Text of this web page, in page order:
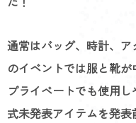
通常はバッグ、時計、
のイベントでは服と靴
プライベートでも使用
式未発表アイテムを発